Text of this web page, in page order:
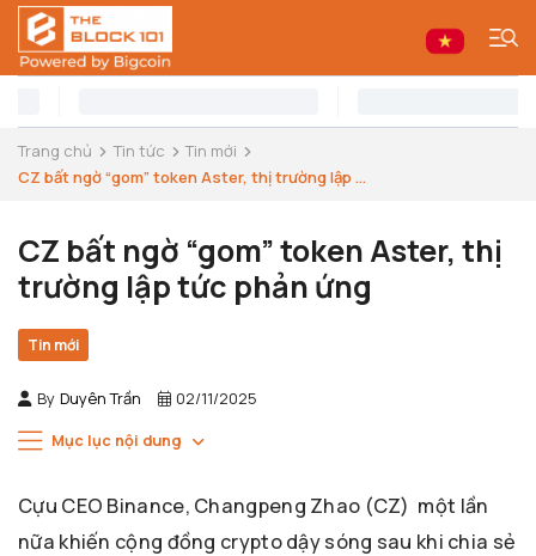
Trang chủ Tin tức
Tin mới
CZ bất ngờ “gom” token Aster, thị trường lập ...
CZ bất ngờ “gom” token Aster, thị
trường lập tức phản ứng
Tin mới
By Duyên Trần 02/11/2025
Mục lục nội dung
Cựu CEO Binance, Changpeng Zhao (CZ) một lần
nữa khiến cộng đồng crypto dậy sóng sau khi chia sẻ